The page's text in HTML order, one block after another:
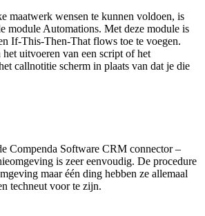
maatwerk wensen te kunnen voldoen, is
module Automations. Met deze module is
If-This-Then-That flows toe te voegen.
uitvoeren van een script of het
callnotitie scherm in plaats van dat je die
Compenda Software CRM connector –
is zeer eenvoudig. De procedure
maar één ding hebben ze allemaal
techneut voor te zijn.